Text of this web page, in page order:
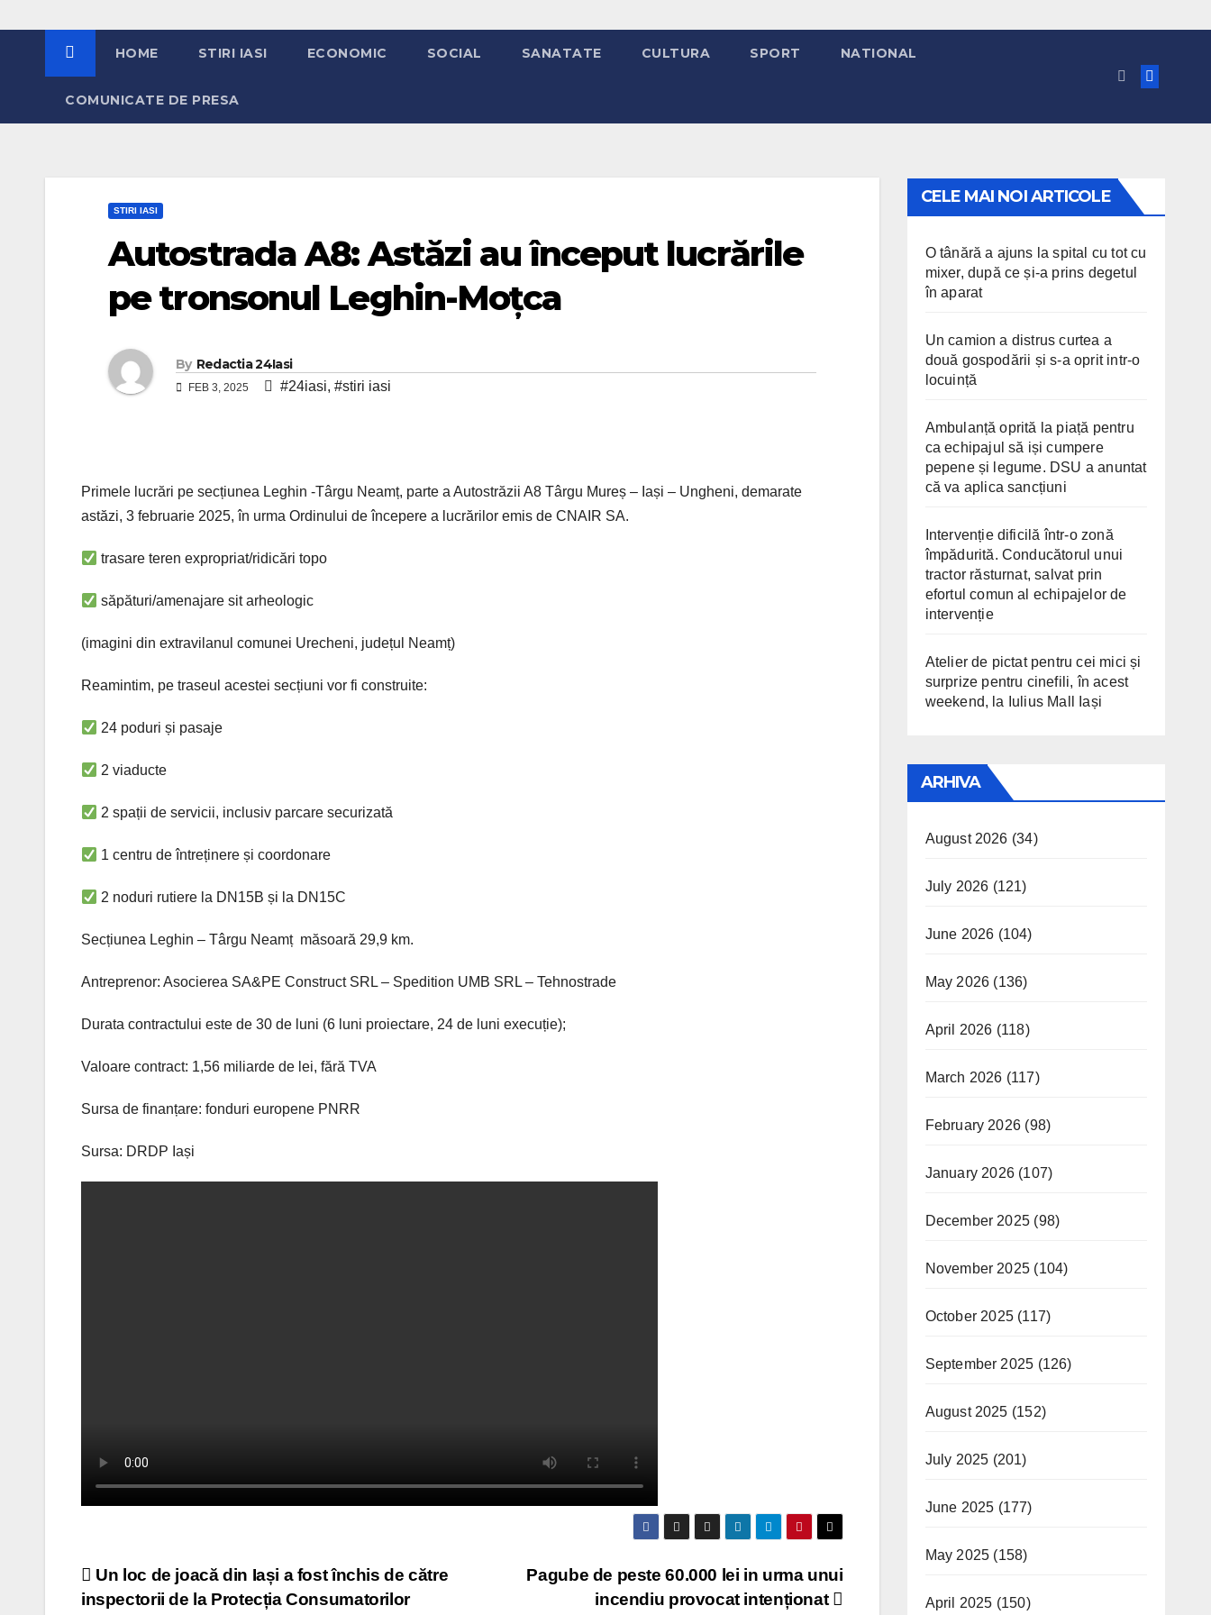
HOME STIRI IASI ECONOMIC SOCIAL SANATATE CULTURA SPORT NATIONAL
COMUNICATE DE PRESA
STIRI IASI
Autostrada A8: Astăzi au început lucrările
pe tronsonul Leghin-Moțca
By Redactia 24Iasi
FEB 3, 2025 #24iasi, #stiri iasi
Primele lucrări pe secțiunea Leghin -Târgu Neamț, parte a Autostrăzii A8 Târgu Mureș – Iași – Ungheni, demarate
astăzi, 3 februarie 2025, în urma Ordinului de începere a lucrărilor emis de CNAIR SA.
trasare teren expropriat/ridicări topo
săpături/amenajare sit arheologic
(imagini din extravilanul comunei Urecheni, județul Neamț)
Reamintim, pe traseul acestei secțiuni vor fi construite:
24 poduri și pasaje
2 viaducte
2 spații de servicii, inclusiv parcare securizată
1 centru de întreținere și coordonare
2 noduri rutiere la DN15B și la DN15C
Secțiunea Leghin – Târgu Neamț măsoară 29,9 km.
Antreprenor: Asocierea SA&PE Construct SRL – Spedition UMB SRL – Tehnostrade
Durata contractului este de 30 de luni (6 luni proiectare, 24 de luni execuție);
Valoare contract: 1,56 miliarde de lei, fără TVA
Sursa de finanțare: fonduri europene PNRR
Sursa: DRDP Iași
Post
Pagube de peste 60.000 lei in urma unui
incendiu provocat intenționat
Un loc de joacă din Iași a fost închis de către
inspectorii de la Protecția Consumatorilor
CELE MAI NOI ARTICOLE
O tânără a ajuns la spital cu tot cu
mixer, după ce și-a prins degetul
în aparat
Un camion a distrus curtea a
două gospodării și s-a oprit intr-o
locuință
Ambulanță oprită la piață pentru
ca echipajul să iși cumpere
pepene și legume. DSU a anuntat
că va aplica sancțiuni
Intervenție dificilă într-o zonă
împădurită. Conducătorul unui
tractor răsturnat, salvat prin
efortul comun al echipajelor de
intervenție
Atelier de pictat pentru cei mici și
surprize pentru cinefili, în acest
weekend, la Iulius Mall Iași
ARHIVA
August 2026 (34)
July 2026 (121)
June 2026 (104)
May 2026 (136)
April 2026 (118)
March 2026 (117)
February 2026 (98)
January 2026(107)
December 2025 (98)
November 2025 (104)
October 2025(117)
September 2025 (126)
August 2025 (152)
July 2025 (201)
June 2025 (177)
May 2025 (158)
April 2025 (150)